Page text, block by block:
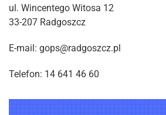
ul. Wincentego Witosa 12
33-207 Radgoszcz
E-mail: gops@radgoszcz.pl
Telefon: 14 641 46 60